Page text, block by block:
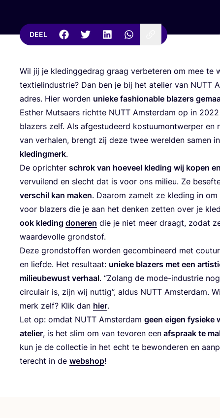
DEEL
Wil jij je kle­ding­ge­drag graag ver­be­te­ren om mee te
tex­tiel­in­du­strie? Dan ben je bij het ate­lier van NUTT
adres. Hier wor­den unie­ke fas­hi­o­na­ble bla­zers
Esther Mutsaers richt­te NUTT Amster­dam op in 2022
bla­zers zelf. Als afge­stu­deerd kos­tuum­ont­wer­per en
van ver­ha­len, brengt zij deze twee werel­den samen
kle­ding­merk.
De oprich­ter schrok van hoe­veel kle­ding wij kopen
ver­vui­lend en slecht dat is voor ons mili­eu. Ze
ver­schil kan maken. Daar­om zamelt ze kle­ding in
voor bla­zers die je aan het den­ken zet­ten over je
ook kle­ding done­ren die je niet meer draagt, zodat
waar­de­vol­le grondstof.
Deze grond­stof­fen wor­den gecom­bi­neerd met
en lief­de. Het resul­taat: unie­ke bla­zers met een
mili­eu­be­wust ver­haal. “Zolang de mode-indu­strie
cir­cu­lair is, zijn wij nut­tig”, aldus NUTT Amster­dam.
merk zelf? Klik dan hier.
Let op: omdat NUTT Amster­dam geen eigen fysie­ke
ate­lier, is het slim om van tevo­ren een afspraak te
kun je de col­lec­tie in het echt te bewon­de­ren en
terecht in de web­shop!